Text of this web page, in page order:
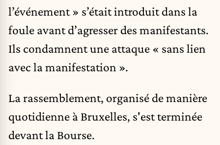
l’événement » s’était introduit dans la
foule avant d’agresser des manifestants.
Ils condamnent une attaque « sans lien
avec la manifestation ».
La rassemblement, organisé de manière
quotidienne à Bruxelles, s'est terminée
devant la Bourse.